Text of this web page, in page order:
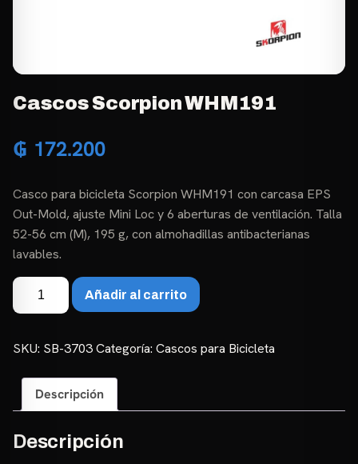
Cascos Scorpion WHM191
₲ 172.200
Casco para bicicleta Scorpion WHM191 con carcasa EPS
Out-Mold, ajuste Mini Loc y 6 aberturas de ventilación. Talla
52-56 cm (M), 195 g, con almohadillas antibacterianas
lavables.
Cascos
Scorpion
cantidad
Añadir al carrito
SKU: SB-3703Categoría: Cascos para Bicicleta
Descripción
Descripción